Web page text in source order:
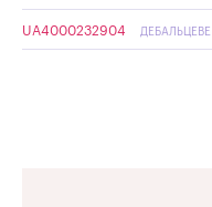
UA4000232904 ДЕБАЛЬЦЕВЕ